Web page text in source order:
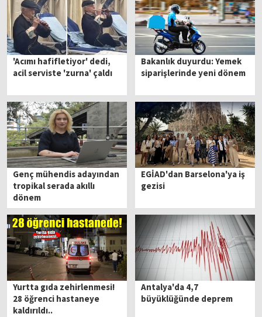
'Acımı hafifletiyor' dedi,
acil serviste 'zurna' çaldı
Bakanlık duyurdu: Yemek
siparişlerinde yeni dönem
Genç mühendis adayından
tropikal serada akıllı
dönem
EGİAD'dan Barselona'ya iş
gezisi
Yurtta gıda zehirlenmesi!
28 öğrenci hastaneye
kaldırıldı..
Antalya'da 4,7
büyüklüğünde deprem